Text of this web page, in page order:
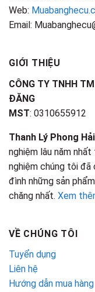
Web:
Email:
GIỚI THIỆU
CÔNG TY TNHH
ĐĂNG
MST: 0310655912
Thanh Lý Phong Hải
nghiệm lâu năm
nghiệm chúng tôi đã
đình những sản
chăng nhất. Xem
VỀ CHÚNG TÔI
Tuyển dụng
Liên hệ
Hướng dẫn mua hàng